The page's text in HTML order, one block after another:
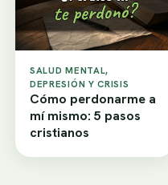
SALUD MENTAL,
DEPRESIÓN Y CRISIS
Cómo perdonarme a
mí mismo: 5 pasos
cristianos